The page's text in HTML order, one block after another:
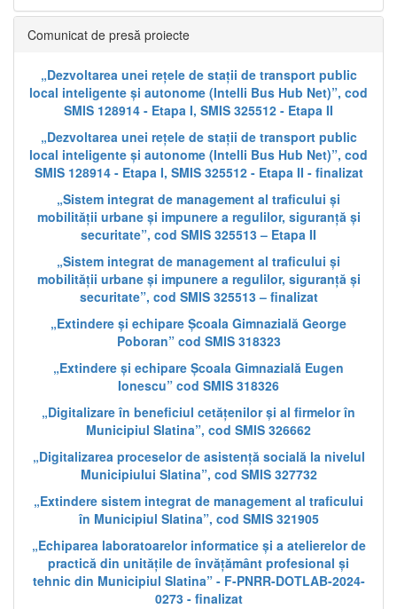
Comunicat de presă proiecte
„Dezvoltarea unei rețele de stații de transport public
local inteligente și autonome (Intelli Bus Hub Net)”, cod
SMIS 128914 - Etapa I, SMIS 325512 - Etapa II
„Dezvoltarea unei rețele de stații de transport public
local inteligente și autonome (Intelli Bus Hub Net)”, cod
SMIS 128914 - Etapa I, SMIS 325512 - Etapa II - finalizat
„Sistem integrat de management al traficului și
mobilității urbane și impunere a regulilor, siguranță și
securitate”, cod SMIS 325513 – Etapa II
„Sistem integrat de management al traficului și
mobilității urbane și impunere a regulilor, siguranță și
securitate”, cod SMIS 325513 – finalizat
„Extindere și echipare Școala Gimnazială George
Poboran” cod SMIS 318323
„Extindere și echipare Școala Gimnazială Eugen
Ionescu” cod SMIS 318326
„Digitalizare în beneficiul cetățenilor și al firmelor în
Municipiul Slatina”, cod SMIS 326662
„Digitalizarea proceselor de asistență socială la nivelul
Municipiului Slatina”, cod SMIS 327732
„Extindere sistem integrat de management al traficului
în Municipiul Slatina”, cod SMIS 321905
„Echiparea laboratoarelor informatice și a atelierelor de
practică din unitățile de învățământ profesional și
tehnic din Municipiul Slatina” - F-PNRR-DOTLAB-2024-
0273 - finalizat